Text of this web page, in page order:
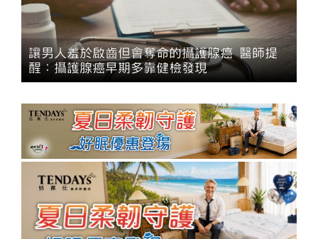
讓男人羞於啟齒但會奪命的攝護腺癌 醫師提
醒：攝護腺癌早期多靠健檢發現